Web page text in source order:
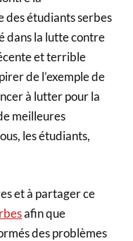
des étudiants serbes
dans la lutte contre
et terrible
de l’exemple de
à lutter pour la
meilleures
les étudiants,
et à partager ce
afin que
des problèmes